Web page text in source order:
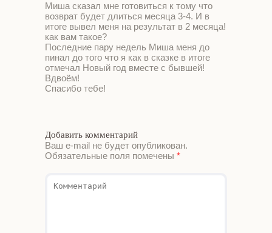
Миша сказал мне готовиться к тому что
возврат будет длиться месяца 3-4. И в
итоге вывел меня на результат в 2 месяца!
как вам такое?
Последние пару недель Миша меня до
пинал до того что я как в сказке в итоге
отмечал Новый год вместе с бывшей!
Вдвоём!
Спасибо тебе!
Добавить комментарий
Ваш e-mail не будет опубликован.
Обязательные поля помечены *